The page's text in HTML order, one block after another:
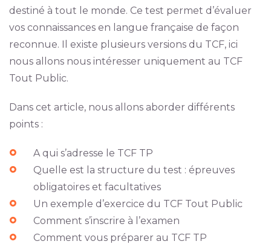
destiné à tout le monde. Ce test permet d’évaluer
vos connaissances en langue française de façon
reconnue. Il existe plusieurs versions du TCF, ici
nous allons nous intéresser uniquement au TCF
Tout Public.
Dans cet article, nous allons aborder différents
points :
A qui s’adresse le TCF TP
Quelle est la structure du test : épreuves
obligatoires et facultatives
Un exemple d’exercice du TCF Tout Public
Comment s’inscrire à l’examen
Comment vous préparer au TCF TP